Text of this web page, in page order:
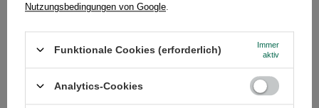
Yerbera – Metalldose + Verde Mate Green Energia
St.
(27,98 € / kg)
EMPFOHLENE PRODUKTE
Nutzungsbedingungen von Google
Funktionale Cookies (erforderlich)
Immer
aktiv
Analytics-Cookies